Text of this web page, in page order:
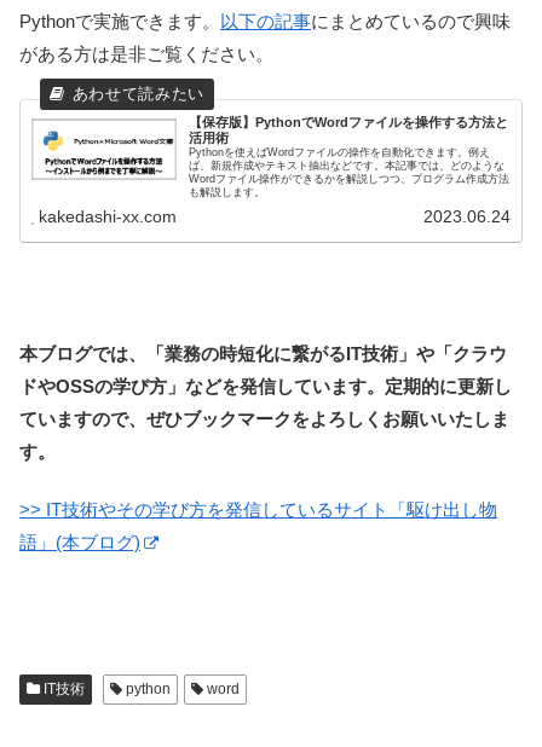
Pythonで実施できます。
以下の記事にまとめているので興味
がある方は是非ご覧ください。
【保存版】PythonでWordファイルを操作する方法と
活用術
Pythonを使えばWordファイルの操作を自動化できます。例え
ば、新規作成やテキスト抽出などです。本記事では、どのような
Wordファイル操作ができるかを解説しつつ、プログラム作成方法
も解説します。
kakedashi-xx.com 2023.06.24
本ブログでは、「業務の時短化に繋がるIT技術」や「クラウ
ドやOSSの学び方」などを発信しています。定期的に更新し
ていますので、ぜひブックマークをよろしくお願いいたしま
す。
>> IT技術やその学び方を発信しているサイト「駆け出し物
語」(本ブログ)
IT技術 python word